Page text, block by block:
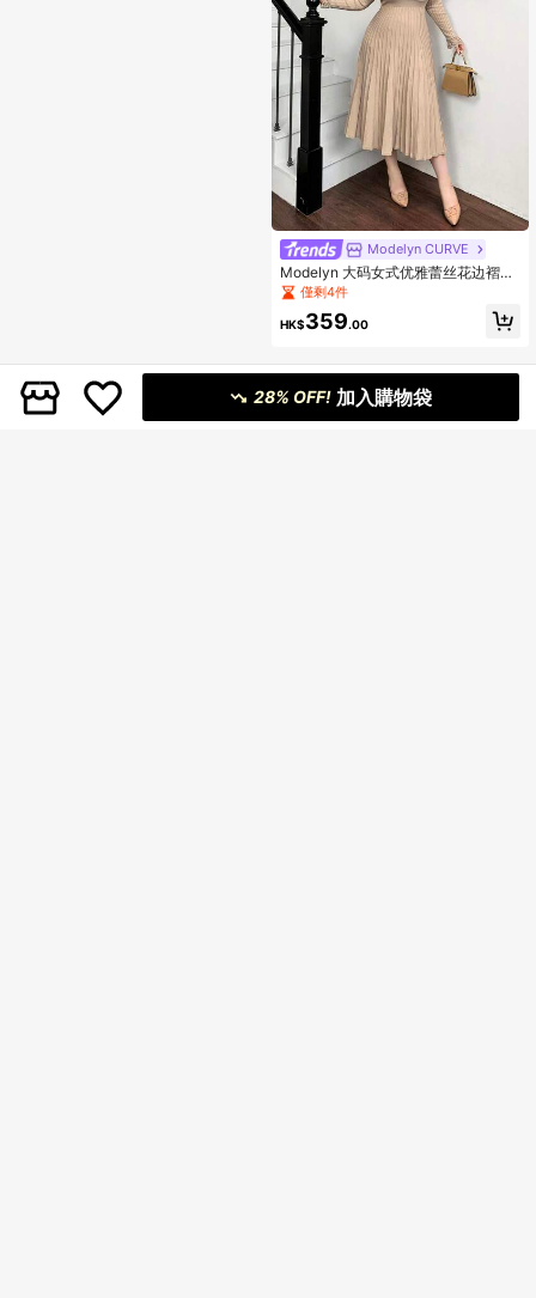
Modelyn CURVE
Modelyn 大码女式优雅蕾丝花边褶皱
长袖超长连衣裙秋冬女装
僅剩4件
HK$359.00
28% OFF! 加入購物袋